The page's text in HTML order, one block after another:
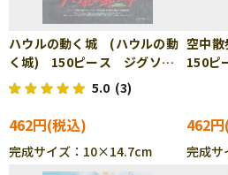
ハウルの動く城 (ハウルの動
く城) 150ピース ジグソー
パズル ENS-150-G39
5.0 (3)
462円
完成サイズ：10×14.7cm
空中
150
462円
完成